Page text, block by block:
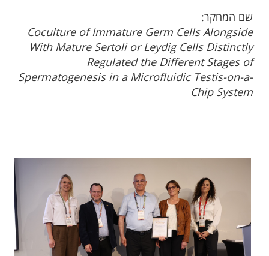
שם המחקר:
Coculture of Immature Germ Cells Alongside
With Mature Sertoli or Leydig Cells Distinctly
Regulated the Different Stages of
Spermatogenesis in a Microfluidic Testis-on-a-
Chip System